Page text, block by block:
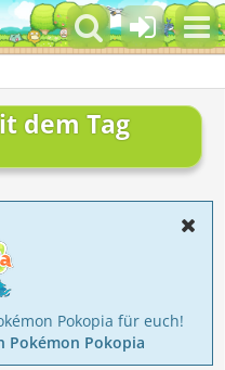
dem Tag
Pokopia für euch!
Pokémon Pokopia